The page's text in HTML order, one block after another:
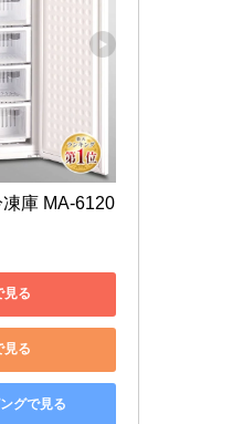
庫 MA-6120
見る
る
グで見る